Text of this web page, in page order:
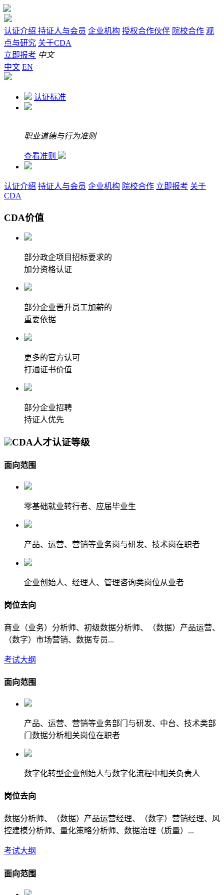
认证介绍 持证人与会员 企业机构 授权合作伙伴 院校合作 观
点与研究 关于CDA
立即报考 中文
中文 EN
认证标准
职业道德与行为准则
查看准则
认证介绍 持证人与会员 企业机构 院校合作 立即报考 关于
CDA
CDA价值
部分政企项目招标要求的
加分资格认证
部分企业晋升员工加薪的
重要依据
更多的官方认可
打通证书价值
部分企业招聘
持证人优先
CDA人才认证等级
面向范围
零基础就业转行者、应届毕业生
产品、运营、营销等业务岗与研发、技术岗在职者
企业创始人、经理人、管理咨询类岗位从业者
岗位去向
商业（业务）分析师、初级数据分析师、（数据）产品运营、
（数字）市场营销、数据专员...
考试大纲
面向范围
产品、运营、营销等业务部门与研发、中台、技术类部
门数据分析相关岗位在职者
数字化转型企业创始人与数字化流程中相关负责人
岗位去向
数据分析师、（数据）产品运营经理、（数字）营销经理、风
控建模分析师、量化策略分析师、数据治理（质量）...
考试大纲
面向范围